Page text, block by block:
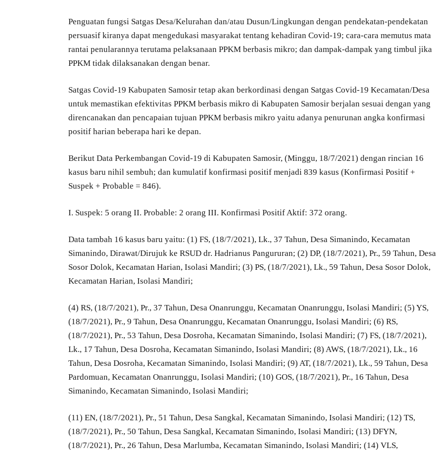
Penguatan fungsi Satgas Desa/Kelurahan dan/atau Dusun/Lingkungan dengan pendekatan-pendekatan
persuasif kiranya dapat mengedukasi masyarakat tentang kehadiran Covid-19; cara-cara memutus mata
rantai penularannya terutama pelaksanaan PPKM berbasis mikro; dan dampak-dampak yang timbul jika
PPKM tidak dilaksanakan dengan benar.
Satgas Covid-19 Kabupaten Samosir tetap akan berkordinasi dengan Satgas Covid-19 Kecamatan/Desa
untuk memastikan efektivitas PPKM berbasis mikro di Kabupaten Samosir berjalan sesuai dengan yang
direncanakan dan pencapaian tujuan PPKM berbasis mikro yaitu adanya penurunan angka konfirmasi
positif harian beberapa hari ke depan.
Berikut Data Perkembangan Covid-19 di Kabupaten Samosir, (Minggu, 18/7/2021) dengan rincian 16
kasus baru nihil sembuh; dan kumulatif konfirmasi positif menjadi 839 kasus (Konfirmasi Positif +
Suspek + Probable = 846).
I. Suspek: 5 orang II. Probable: 2 orang III. Konfirmasi Positif Aktif: 372 orang.
Data tambah 16 kasus baru yaitu: (1) FS, (18/7/2021), Lk., 37 Tahun, Desa Simanindo, Kecamatan
Simanindo, Dirawat/Dirujuk ke RSUD dr. Hadrianus Pangururan; (2) DP, (18/7/2021), Pr., 59 Tahun, Desa
Sosor Dolok, Kecamatan Harian, Isolasi Mandiri; (3) PS, (18/7/2021), Lk., 59 Tahun, Desa Sosor Dolok,
Kecamatan Harian, Isolasi Mandiri;
(4) RS, (18/7/2021), Pr., 37 Tahun, Desa Onanrunggu, Kecamatan Onanrunggu, Isolasi Mandiri; (5) YS,
(18/7/2021), Pr., 9 Tahun, Desa Onanrunggu, Kecamatan Onanrunggu, Isolasi Mandiri; (6) RS,
(18/7/2021), Pr., 53 Tahun, Desa Dosroha, Kecamatan Simanindo, Isolasi Mandiri; (7) FS, (18/7/2021),
Lk., 17 Tahun, Desa Dosroha, Kecamatan Simanindo, Isolasi Mandiri; (8) AWS, (18/7/2021), Lk., 16
Tahun, Desa Dosroha, Kecamatan Simanindo, Isolasi Mandiri; (9) AT, (18/7/2021), Lk., 59 Tahun, Desa
Pardomuan, Kecamatan Onanrunggu, Isolasi Mandiri; (10) GOS, (18/7/2021), Pr., 16 Tahun, Desa
Simanindo, Kecamatan Simanindo, Isolasi Mandiri;
(11) EN, (18/7/2021), Pr., 51 Tahun, Desa Sangkal, Kecamatan Simanindo, Isolasi Mandiri; (12) TS,
(18/7/2021), Pr., 50 Tahun, Desa Sangkal, Kecamatan Simanindo, Isolasi Mandiri; (13) DFYN,
(18/7/2021), Pr., 26 Tahun, Desa Marlumba, Kecamatan Simanindo, Isolasi Mandiri; (14) VLS,